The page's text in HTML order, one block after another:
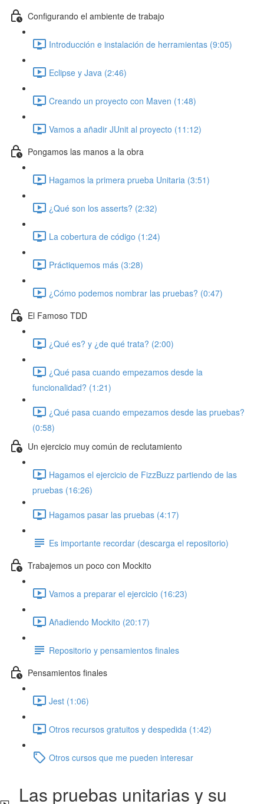
Configurando el ambiente de trabajo
Introducción e instalación de herramientas (9:05)
Eclipse y Java (2:46)
Creando un proyecto con Maven (1:48)
Vamos a añadir JUnit al proyecto (11:12)
Pongamos las manos a la obra
Hagamos la primera prueba Unitaria (3:51)
¿Qué son los asserts? (2:32)
La cobertura de código (1:24)
Práctiquemos más (3:28)
¿Cómo podemos nombrar las pruebas? (0:47)
El Famoso TDD
¿Qué es? y ¿de qué trata? (2:00)
¿Qué pasa cuando empezamos desde la
funcionalidad? (1:21)
¿Qué pasa cuando empezamos desde las pruebas?
(0:58)
Un ejercicio muy común de reclutamiento
Hagamos el ejercicio de FizzBuzz partiendo de las
pruebas (16:26)
Hagamos pasar las pruebas (4:17)
Es importante recordar (descarga el repositorio)
Trabajemos un poco con Mockito
Vamos a preparar el ejercicio (16:23)
Añadiendo Mockito (20:17)
Repositorio y pensamientos finales
Pensamientos finales
Jest (1:06)
Otros recursos gratuitos y despedida (1:42)
Otros cursos que me pueden interesar
Las pruebas unitarias y su